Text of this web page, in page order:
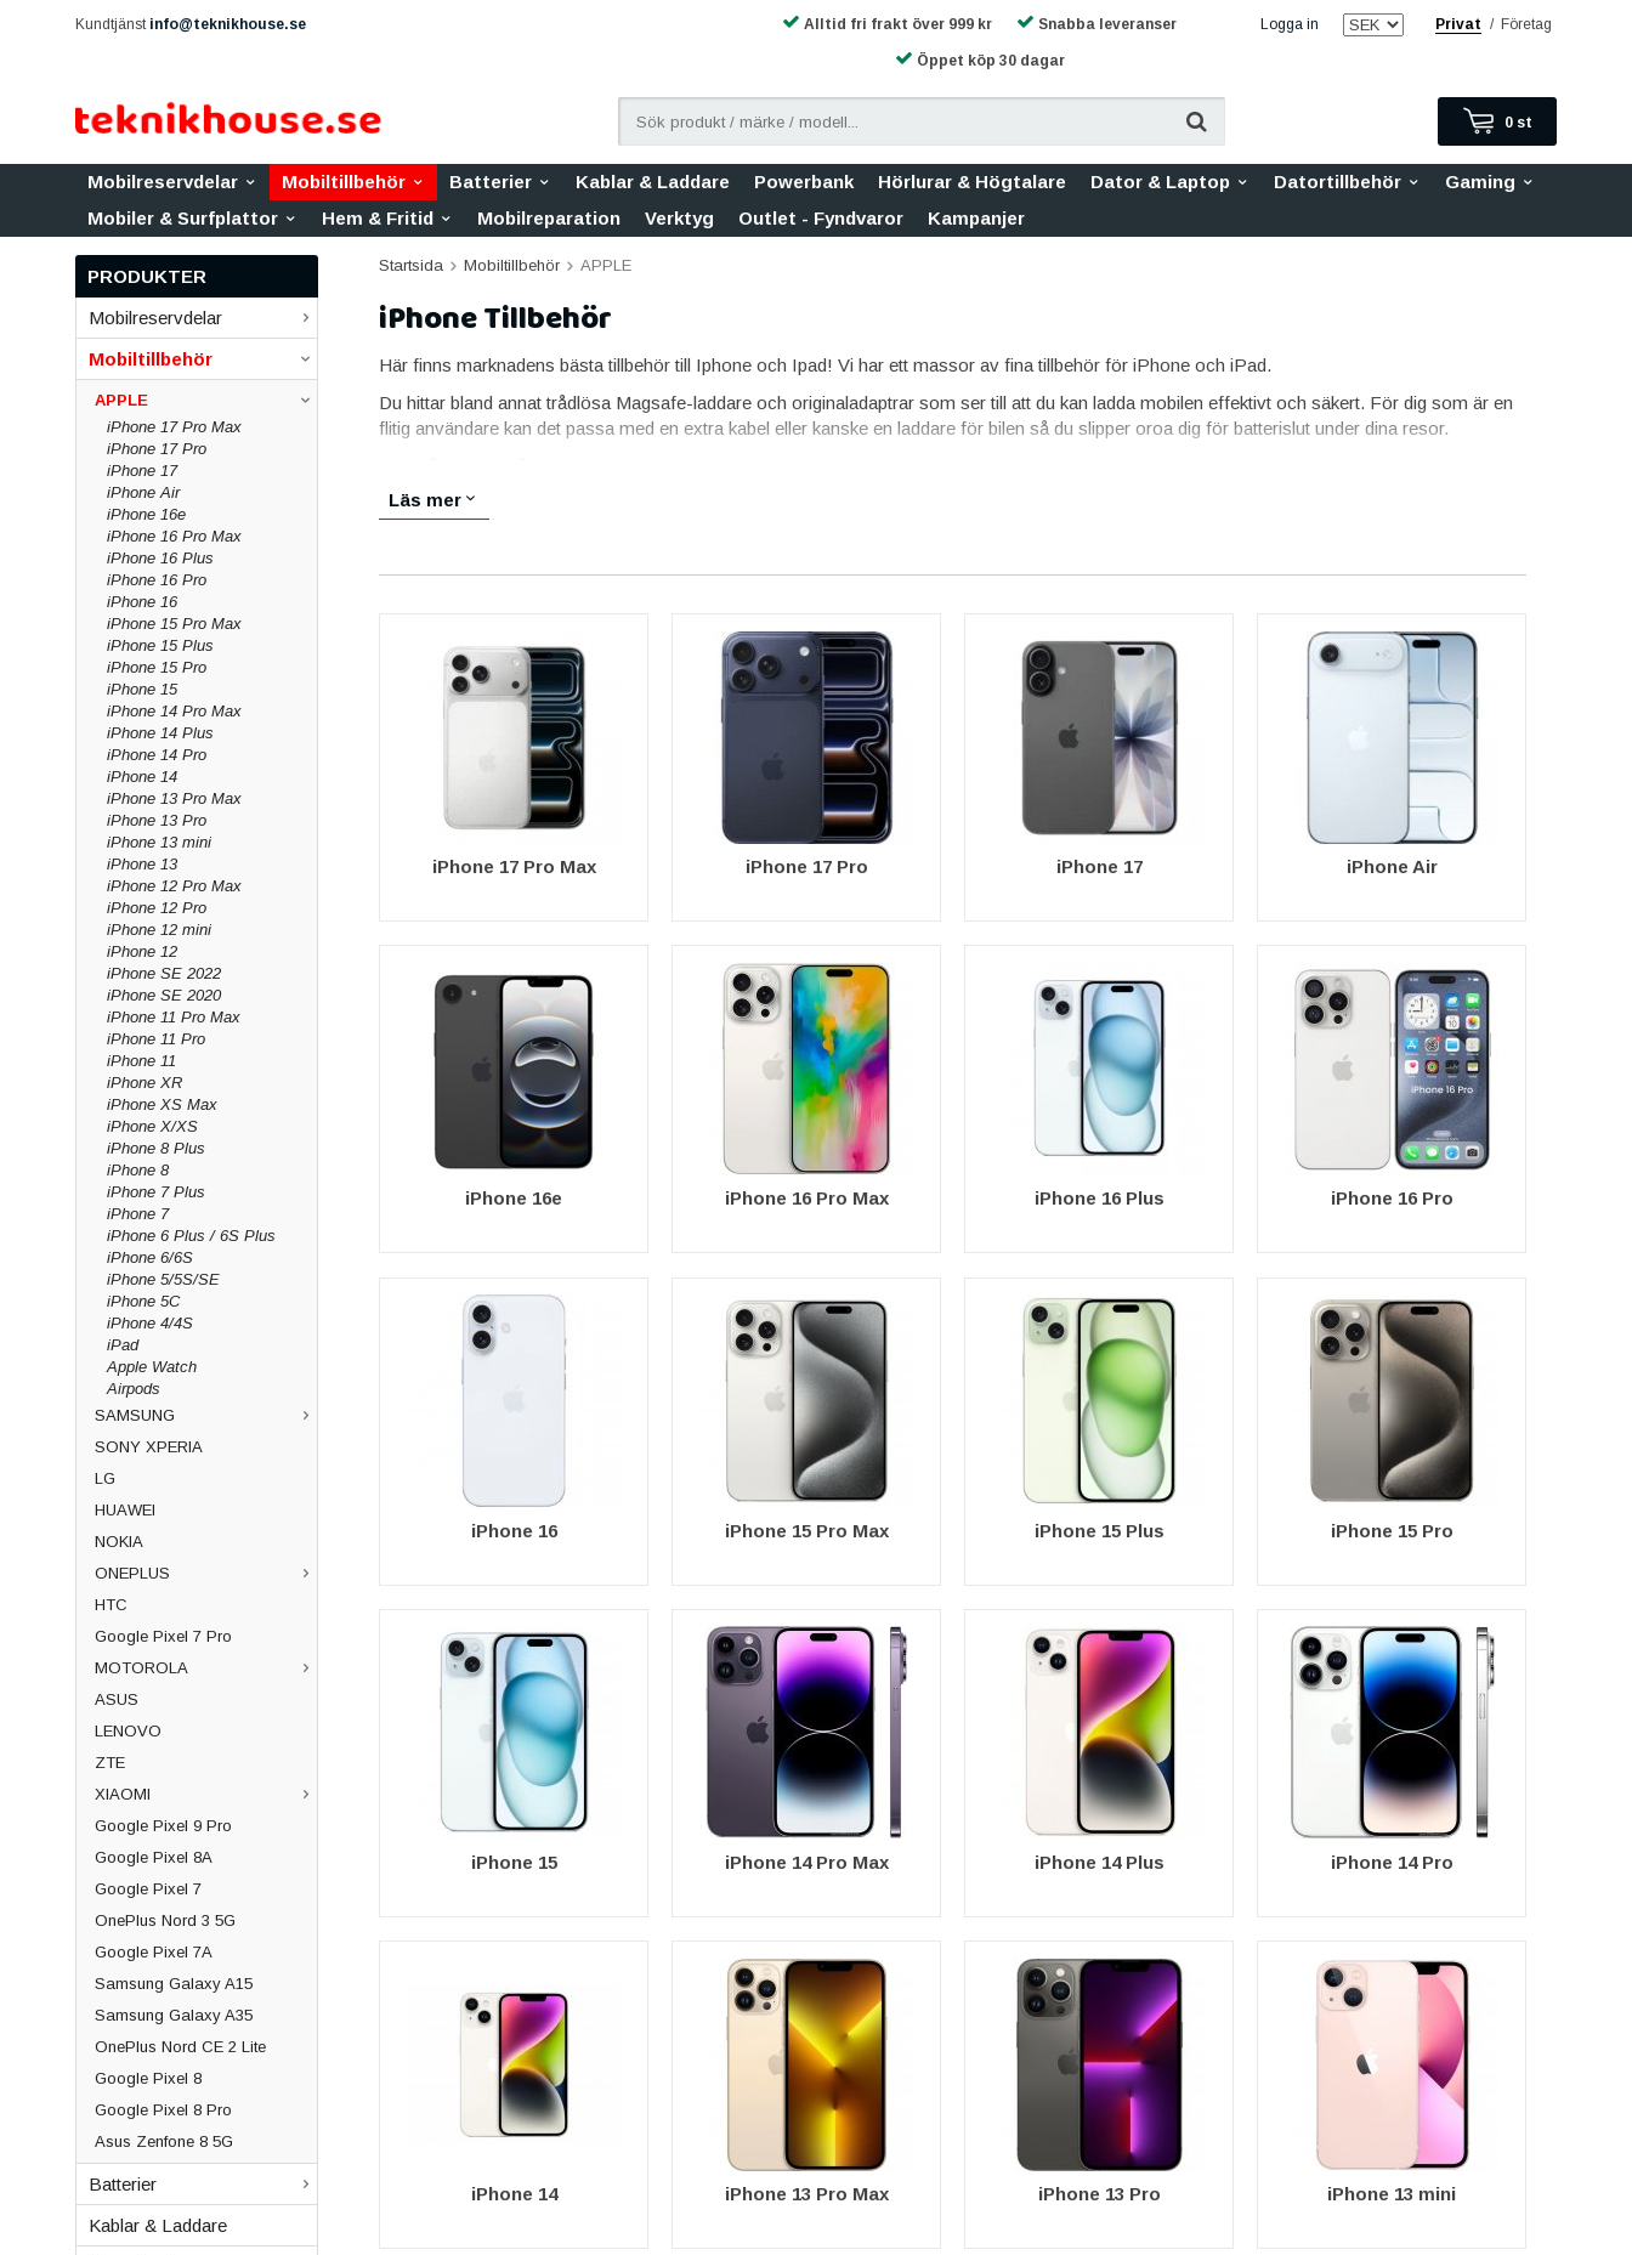
Kundtjänst info@teknikhouse.se Logga in Privat / Företag
Alltid fri frakt över 999 kr Snabba leveranser
Öppet köp 30 dagar
0 st
Mobilreservdelar Mobiltillbehör Batterier Kablar & Laddare Powerbank Hörlurar & Högtalare Dator & Laptop Datortillbehör
Gaming
Mobiler & Surfplattor
Hem & Fritid Mobilreparation Verktyg Outlet - Fyndvaror Kampanjer
PRODUKTER
Mobilreservdelar
Mobiltillbehör
APPLE
iPhone 17 Pro Max
iPhone 17 Pro
iPhone 17
iPhone Air
iPhone 16e
iPhone 16 Pro Max
iPhone 16 Plus
iPhone 16 Pro
iPhone 16
iPhone 15 Pro Max
iPhone 15 Plus
iPhone 15 Pro
iPhone 15
iPhone 14 Pro Max
iPhone 14 Plus
iPhone 14 Pro
iPhone 14
iPhone 13 Pro Max
iPhone 13 Pro
iPhone 13 mini
iPhone 13
iPhone 12 Pro Max
iPhone 12 Pro
iPhone 12 mini
iPhone 12
iPhone SE 2022
iPhone SE 2020
iPhone 11 Pro Max
iPhone 11 Pro
iPhone 11
iPhone XR
iPhone XS Max
iPhone X/XS
iPhone 8 Plus
iPhone 8
iPhone 7 Plus
iPhone 7
iPhone 6 Plus / 6S Plus
iPhone 6/6S
iPhone 5/5S/SE
iPhone 5C
iPhone 4/4S
iPad
Apple Watch
Airpods
SAMSUNG
SONY XPERIA
LG
HUAWEI
NOKIA
ONEPLUS
HTC
Google Pixel 7 Pro
MOTOROLA
ASUS
LENOVO
ZTE
XIAOMI
Google Pixel 9 Pro
Google Pixel 8A
Google Pixel 7
OnePlus Nord 3 5G
Google Pixel 7A
Samsung Galaxy A15
Samsung Galaxy A35
OnePlus Nord CE 2 Lite
Google Pixel 8
Google Pixel 8 Pro
Asus Zenfone 8 5G
Batterier
Kablar & Laddare
Startsida Mobiltillbehör APPLE
iPhone Tillbehör
Här finns marknadens bästa tillbehör till Iphone och Ipad! Vi har ett massor av fina tillbehör för iPhone och iPad.
Du hittar bland annat trådlösa Magsafe-laddare och originaladaptrar som ser till att du kan ladda mobilen effektivt och säkert. För dig som är en
flitig användare kan det passa med en extra kabel eller kanske en laddare för bilen så du slipper oroa dig för batterislut under dina resor.
skal för rätt miljö maximerar du livslängden på din mobil och minimerar både att du tappar mobilen och skadan som sker när den faller till
marken. Du hittar skal som är praktiskt orienterade för ställ när du vill titta på film, men vi har även skal som fokuserar på stödämpning,
Letar du efter originaltillbehör för iPhone, iPad, Apple Watch eller Airpods har du hittat rätt. Här finns skydd för alla dina favoritprylar från Apple.
Läs mer
iPhone 17 Pro Max iPhone 17 Pro iPhone 17 iPhone Air
iPhone 16e iPhone 16 Pro Max iPhone 16 Plus iPhone 16 Pro
iPhone 16 iPhone 15 Pro Max iPhone 15 Plus iPhone 15 Pro
iPhone 15 iPhone 14 Pro Max iPhone 14 Plus iPhone 14 Pro
iPhone 14 iPhone 13 Pro Max iPhone 13 Pro iPhone 13 mini